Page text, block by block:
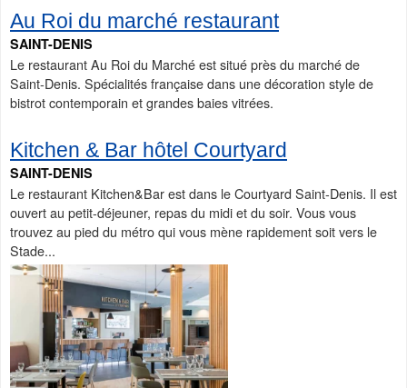
Au Roi du marché restaurant
SAINT-DENIS
Le restaurant Au Roi du Marché est situé près du marché de
Saint-Denis. Spécialités française dans une décoration style de
bistrot contemporain et grandes baies vitrées.
Kitchen & Bar hôtel Courtyard
SAINT-DENIS
Le restaurant Kitchen&Bar est dans le Courtyard Saint-Denis. Il est
ouvert au petit-déjeuner, repas du midi et du soir. Vous vous
trouvez au pied du métro qui vous mène rapidement soit vers le
Stade...